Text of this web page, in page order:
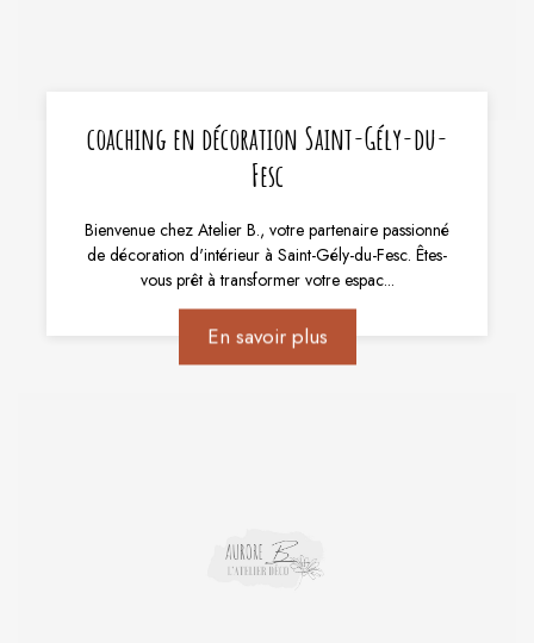
coaching en décoration Saint-Gély-du-
Fesc
Bienvenue chez Atelier B., votre partenaire passionné
de décoration d'intérieur à Saint-Gély-du-Fesc. Êtes-
vous prêt à transformer votre espac...
En savoir plus